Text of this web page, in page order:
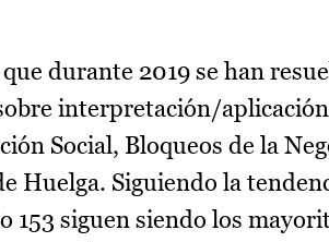
durante 2019 se han
interpretación/
Social, Bloqueos de la
Huelga. Siguiendo la
siguen siendo los